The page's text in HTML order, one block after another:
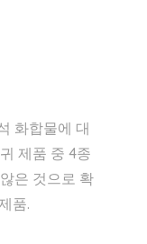
화합물에 대
제품 중 4종
은 것으로 확
품.